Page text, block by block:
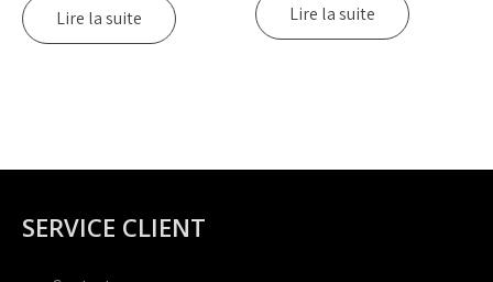
Lire la suite Lire la suite
SERVICE CLIENT